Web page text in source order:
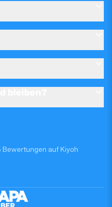
Bewertungen auf Kiyoh